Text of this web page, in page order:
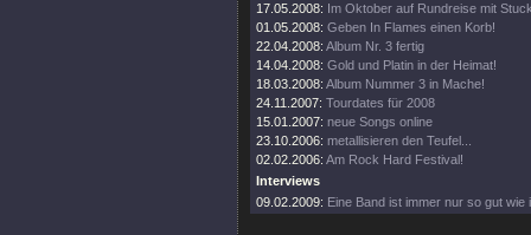
17.05.2008: Im Oktober auf Rundreise mit
01.05.2008: Geben In Flames einen Korb!
22.04.2008: Album Nr. 3 fertig
14.04.2008: Gold und Platin in der Heimat!
18.03.2008: Album Nummer 3 in Mache!
24.11.2007: Tourdates für 2008
15.01.2007: neue Songs online
23.10.2006: metallisieren den Teufel...
02.02.2006: Am Rock Hard Festival!
Interviews
09.02.2009: Eine Band ist immer nur so gut wie